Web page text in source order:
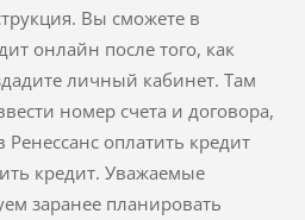
Вы сможете в
онлайн после того, как
личный кабинет. Там
номер счета и договора,
оплатить кредит
кредит. Уважаемые
заранее планировать